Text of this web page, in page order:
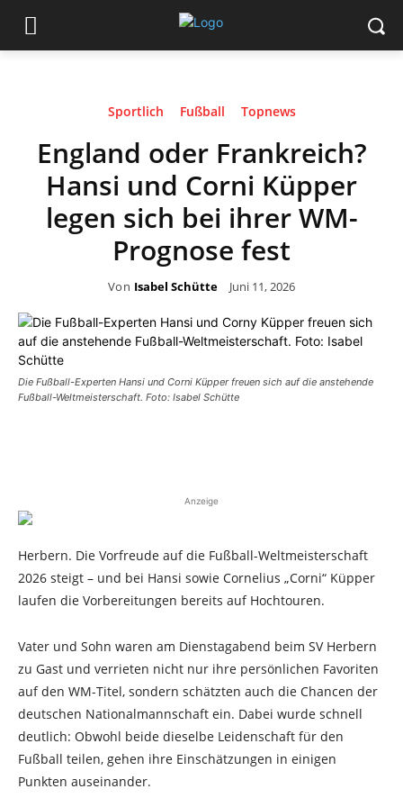
Sportlich Fußball Topnews
England oder Frankreich?
Hansi und Corni Küpper
legen sich bei ihrer WM-
Prognose fest
Von Isabel Schütte Juni 11, 2026
Die Fußball-Experten Hansi und Corni Küpper freuen sich auf die anstehende
Fußball-Weltmeisterschaft. Foto: Isabel Schütte
Anzeige
Herbern. Die Vorfreude auf die Fußball-Weltmeisterschaft
2026 steigt – und bei Hansi sowie Cornelius „Corni“ Küpper
laufen die Vorbereitungen bereits auf Hochtouren.
Vater und Sohn waren am Dienstagabend beim SV Herbern
zu Gast und verrieten nicht nur ihre persönlichen Favoriten
auf den WM-Titel, sondern schätzten auch die Chancen der
deutschen Nationalmannschaft ein. Dabei wurde schnell
deutlich: Obwohl beide dieselbe Leidenschaft für den
Fußball teilen, gehen ihre Einschätzungen in einigen
Punkten auseinander.